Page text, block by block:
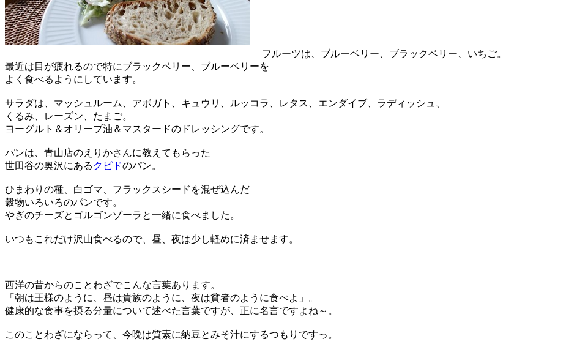
フルーツは、ブルーベリー、ブラックベリー、いちご。
最近は目が疲れるので特にブラックベリー、ブルーベリーを
よく食べるようにしています。
サラダは、マッシュルーム、アボガト、キュウリ、ルッコラ、レタス、エンダイブ、ラディッシュ、
くるみ、レーズン、たまご。
ヨーグルト＆オリーブ油＆マスタードのドレッシングです。
パンは、青山店のえりかさんに教えてもらった
世田谷の奥沢にある クピドのパン。
ひまわりの種、白ゴマ、フラックスシードを混ぜ込んだ
穀物いろいろのパンです。
やぎのチーズとゴルゴンゾーラと一緒に食べました。
いつもこれだけ沢山食べるので、昼、夜は少し軽めに済ませます。
西洋の昔からのことわざでこんな言葉あります。
「朝は王様のように、昼は貴族のように、夜は貧者のように食べよ」。
健康的な食事を摂る分量について述べた言葉ですが、正に名言ですよね～。
このことわざにならって、今晩は質素に納豆とみそ汁にするつもりですっ。